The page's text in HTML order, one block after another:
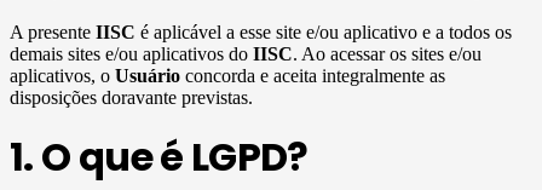
A presente IISC é aplicável a esse site e/ou aplicativo e a todos os
demais sites e/ou aplicativos do IISC. Ao acessar os sites e/ou
aplicativos, o Usuário concorda e aceita integralmente as
disposições doravante previstas.
1. O que é LGPD?